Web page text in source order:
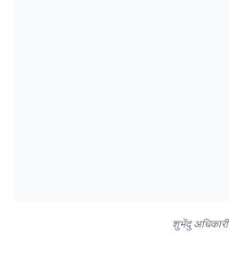
शुभेंदु अधिकारी